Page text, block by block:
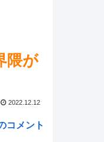
隈が
2022.12.12
コメント